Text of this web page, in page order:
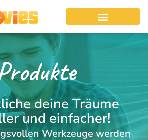
deine Träume
und einfacher!
Werkzeuge werden